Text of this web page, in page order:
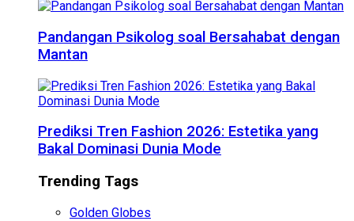
Pandangan Psikolog soal Bersahabat dengan
Mantan
Prediksi Tren Fashion 2026: Estetika yang
Bakal Dominasi Dunia Mode
Trending Tags
Golden Globes